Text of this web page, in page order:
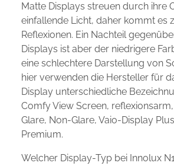
Matte Displays streuen durch ihre
einfallende Licht, daher kommt es
Reflexionen. Ein Nachteil
Displays ist aber der niedrigere
eine schlechtere Darstellung von
hier verwenden die Hersteller für
Display unterschiedliche
Comfy View Screen,
Glare, Non-Glare, Vaio-Display
Premium.
Welcher Display-Typ bei Innolux